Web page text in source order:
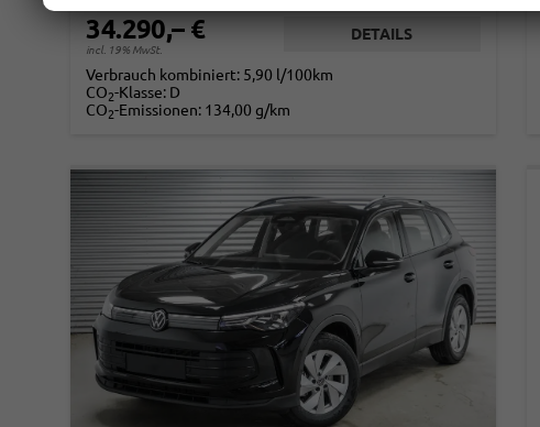
34.290,– €
incl. 19% MwSt.
DETAILS
Verbrauch kombiniert: 5,90 l/100km
CO2-Klasse: D
CO2-Emissionen: 134,00 g/km